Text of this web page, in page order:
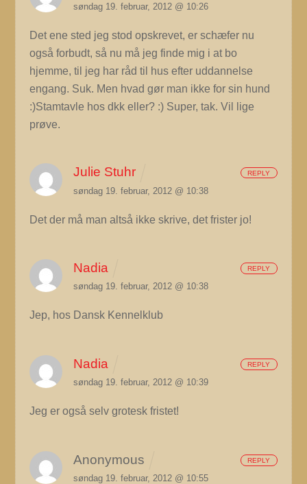
søndag 19. februar, 2012 @ 10:26
Det ene sted jeg stod opskrevet, er schæfer nu
også forbudt, så nu må jeg finde mig i at bo
hjemme, til jeg har råd til hus efter uddannelse
engang. Suk. Men hvad gør man ikke for sin hund
:)Stamtavle hos dkk eller? :) Super, tak. Vil lige
prøve.
Julie Stuhr
søndag 19. februar, 2012 @ 10:38
Det der må man altså ikke skrive, det frister jo!
REPLY
Nadia
søndag 19. februar, 2012 @ 10:38
Jep, hos Dansk Kennelklub
REPLY
Nadia
søndag 19. februar, 2012 @ 10:39
Jeg er også selv grotesk fristet!
REPLY
Anonymous
søndag 19. februar, 2012 @ 10:55
REPLY